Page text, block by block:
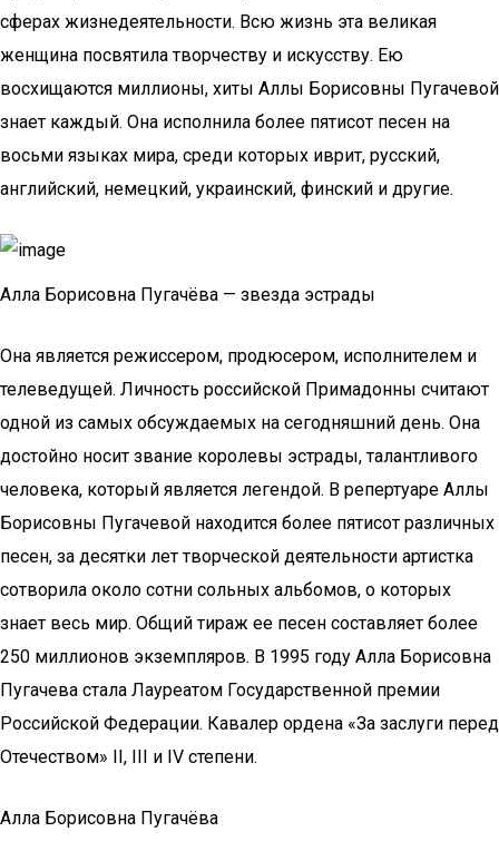
сферах жизнедеятельности. Всю жизнь эта великая
женщина посвятила творчеству и искусству. Ею
восхищаются миллионы, хиты Аллы Борисовны Пугачевой
знает каждый. Она исполнила более пятисот песен на
восьми языках мира, среди которых иврит, русский,
английский, немецкий, украинский, финский и другие.
Алла Борисовна Пугачёва — звезда эстрады
Она является режиссером, продюсером, исполнителем и
телеведущей. Личность российской Примадонны считают
одной из самых обсуждаемых на сегодняшний день. Она
достойно носит звание королевы эстрады, талантливого
человека, который является легендой. В репертуаре Аллы
Борисовны Пугачевой находится более пятисот различных
песен, за десятки лет творческой деятельности артистка
сотворила около сотни сольных альбомов, о которых
знает весь мир. Общий тираж ее песен составляет более
250 миллионов экземпляров. В 1995 году Алла Борисовна
Пугачева стала Лауреатом Государственной премии
Российской Федерации. Кавалер ордена «За заслуги перед
Отечеством» II, III и IV степени.
Алла Борисовна Пугачёва